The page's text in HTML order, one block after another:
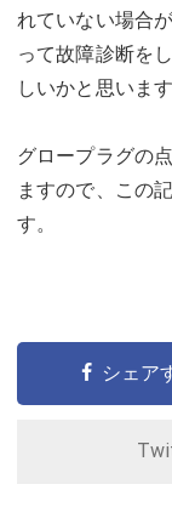
れていない場合
って故障診断を
しいかと思います
グロープラグの
ますので、この
す。
シェア